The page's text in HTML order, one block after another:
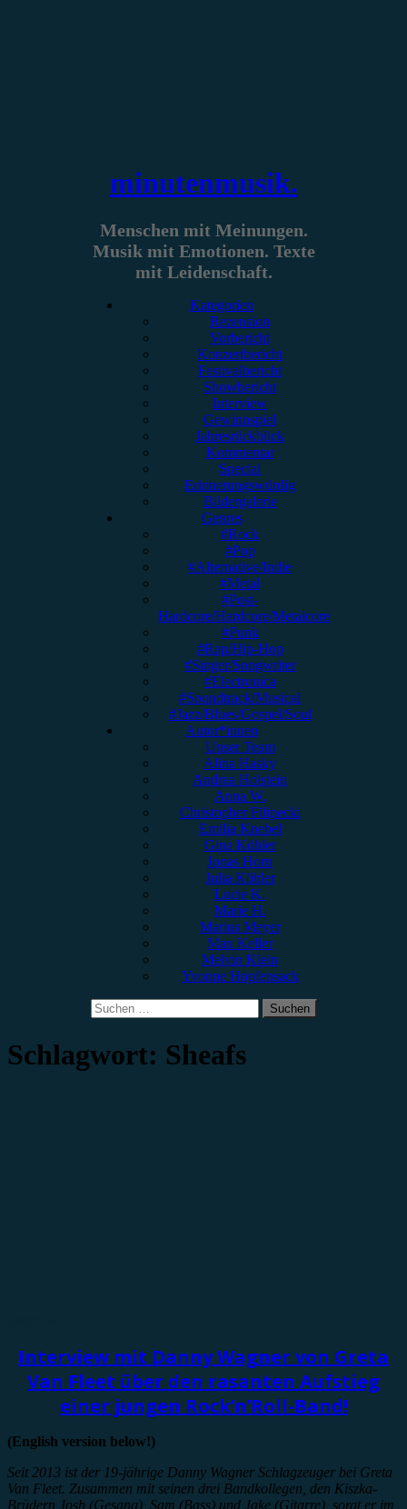
minutenmusik.
Menschen mit Meinungen.
Musik mit Emotionen. Texte
mit Leidenschaft.
Kategorien
Rezension
Vorbericht
Konzertbericht
Festivalbericht
Showbericht
Interview
Gewinnspiel
Jahresrückblick
Kommentar
Special
Erinnerungswürdig
Bildergalerie
Genres
#Rock
#Pop
#Alternative/Indie
#Metal
#Post-
Hardcore/Hardcore/Metalcore
#Punk
#Rap/Hip-Hop
#Singer/Songwriter
#Electronica
#Soundtrack/Musical
#Jazz/Blues/Gospel/Soul
Autor*innen
Unser Team
Alina Hasky
Andrea Holstein
Anna W.
Christopher Filipecki
Emilia Knebel
Gina Köhler
Jonas Horn
Julia Köhler
Lucie K.
Marie H.
Marius Meyer
Max Keller
Melvin Klein
Yvonne Hopfensack
Suchen
nach:
Schlagwort: Sheafs
Interview mit Danny Wagner von Greta
Van Fleet über den rasanten Aufstieg
einer jungen Rock’n’Roll-Band!
(English version below!)
Seit 2013 ist der 19-jährige Danny Wagner Schlagzeuger bei Greta
Van Fleet. Zusammen mit seinen drei Bandkollegen, den Kiszka-
Brüdern Josh (Gesang), Sam (Bass) und Jake (Gitarre), sorgt er im